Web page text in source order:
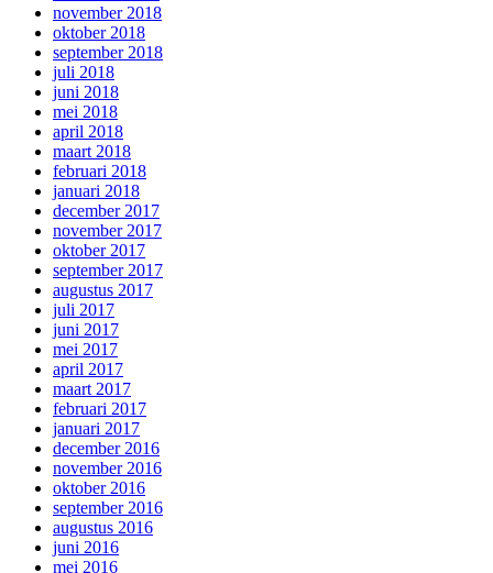
november 2018
oktober 2018
september 2018
juli 2018
juni 2018
mei 2018
april 2018
maart 2018
februari 2018
januari 2018
december 2017
november 2017
oktober 2017
september 2017
augustus 2017
juli 2017
juni 2017
mei 2017
april 2017
maart 2017
februari 2017
januari 2017
december 2016
november 2016
oktober 2016
september 2016
augustus 2016
juni 2016
mei 2016